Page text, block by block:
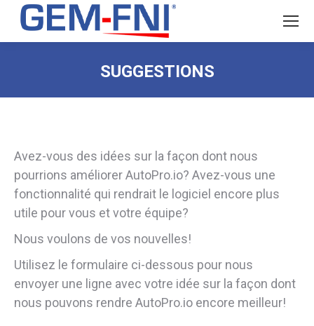
SUGGESTIONS
Avez-vous des idées sur la façon dont nous
pourrions améliorer AutoPro.io? Avez-vous une
fonctionnalité qui rendrait le logiciel encore plus
utile pour vous et votre équipe?
Nous voulons de vos nouvelles!
Utilisez le formulaire ci-dessous pour nous
envoyer une ligne avec votre idée sur la façon dont
nous pouvons rendre AutoPro.io encore meilleur!